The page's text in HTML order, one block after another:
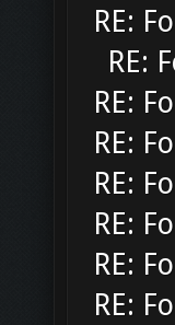
RE:
RE:
RE:
RE:
RE:
RE:
RE:
RE: